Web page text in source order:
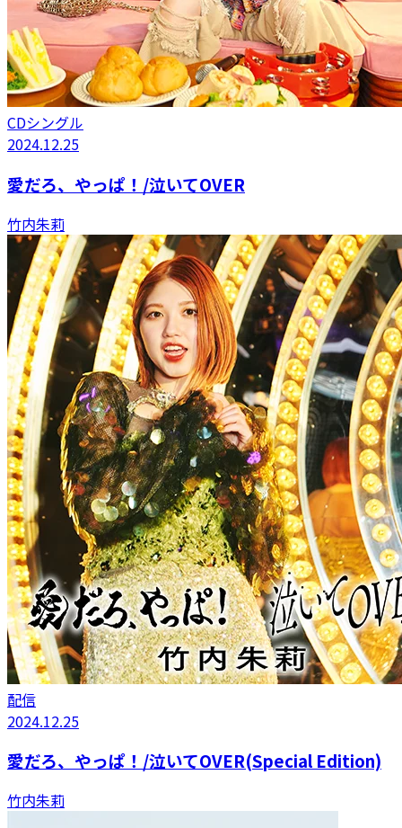
CDシングル
2024.12.25
愛だろ、やっぱ！/泣いてOVER
竹内朱莉
配信
2024.12.25
愛だろ、やっぱ！/泣いてOVER(Special Edition)
竹内朱莉